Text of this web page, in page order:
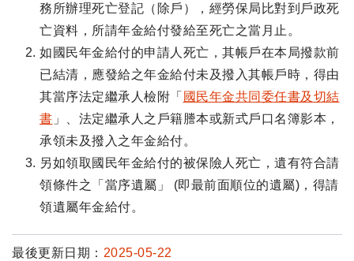
務所辦理死亡登記（除戶），經勞保局比對到戶政死
亡資料，所請年金給付發給至死亡之當月止。
如國民年金給付的申請人死亡，其帳戶在本局撥款前
已結清，應發給之年金給付未及撥入其帳戶時，得由
其當序法定繼承人檢附「 國民年金共同委任書及切結
書 」、法定繼承人之戶籍謄本或新式戶口名簿影本，
承領未及撥入之年金給付。
另如領取國民年金給付的被保險人死亡，遺有符合請
領條件之「當序遺屬」 (即最前面順位的遺屬)，得請
領遺屬年金給付。
最後更新日期： 2025-05-22